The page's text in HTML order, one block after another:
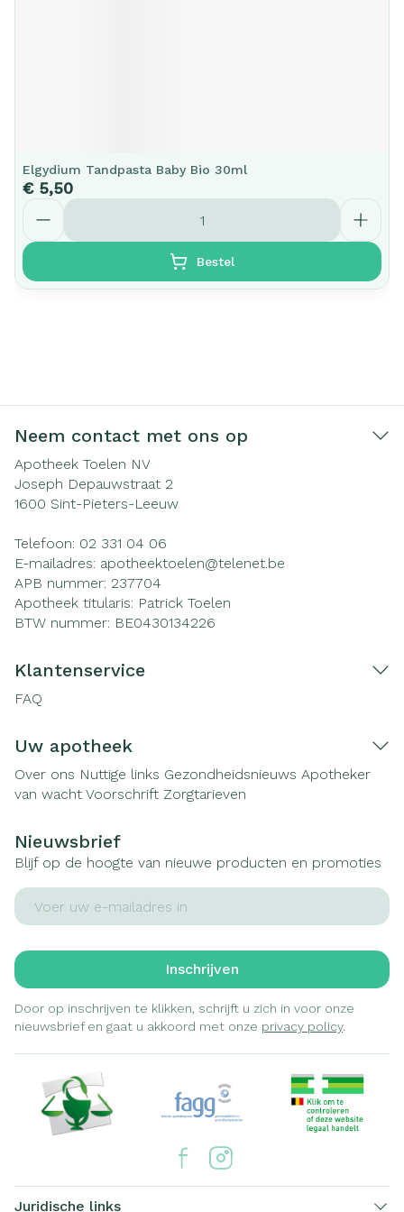
Elgydium Tandpasta Baby Bio 30ml
€ 5,50
Aantal
Bestel
Neem contact met ons op
Apotheek Toelen NV
Joseph Depauwstraat 2
1600 Sint-Pieters-Leeuw
Telefoon: 02 331 04 06
E-mailadres: apotheektoelen@telenet.be
APB nummer: 237704
Apotheek titularis: Patrick Toelen
BTW nummer: BE0430134226
Klantenservice
FAQ
Uw apotheek
Over ons Nuttige links Gezondheidsnieuws Apotheker
van wacht Voorschrift Zorgtarieven
Nieuwsbrief
Blijf op de hoogte van nieuwe producten en promoties
E-mail adres
Inschrijven
Door op inschrijven te klikken, schrijft u zich in voor onze
nieuwsbrief en gaat u akkoord met onze privacy policy.
Juridische links